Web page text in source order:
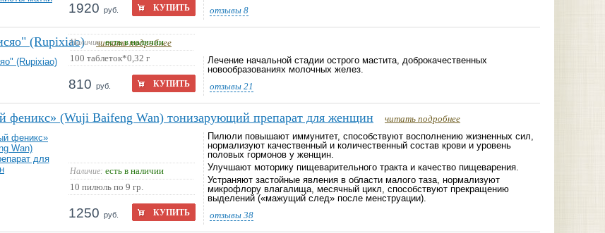
1920 руб. КУПИТЬ отзывы 8
(Rupixiao) читать подробнее
Наличие: есть в наличии
100 таблеток*0,32 г
810 руб. КУПИТЬ
Лечение начальной стадии острого мастита, доброкачественных
новообразованиях молочных желез.
отзывы 21
феникс» (Wuji Baifeng Wan) тонизарующий препарат для женщин читать подробнее
Наличие: есть в наличии
10 пилюль по 9 гр.
1250 руб. КУПИТЬ
Пилюли повышают иммунитет, способствуют восполнению жизненных сил,
нормализуют качественный и количественный состав крови и уровень
половых гормонов у женщин.
Улучшают моторику пищеварительного тракта и качество пищеварения.
Устраняют застойные явления в области малого таза, нормализуют
микрофлору влагалища, месячный цикл, способствуют прекращению
выделений («мажущий след» после менструации).
отзывы 38